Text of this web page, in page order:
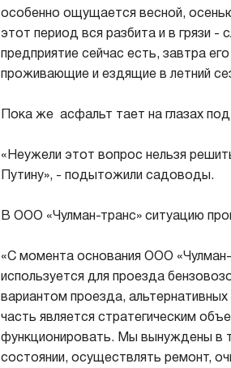
особенно ощущается весной,
этот период вся разбита и в грязи
предприятие сейчас есть, завтра
проживающие и ездящие в летний
Пока же асфальт тает на глазах
«Неужели этот вопрос нельзя
Путину», - подытожили садоводы.
В ООО «Чулман-транс» ситуацию
«С момента основания ООО
используется для проезда
вариантом проезда,
часть является стратегическим
функционировать. Мы вынуждены в
состоянии, осуществлять ремонт,